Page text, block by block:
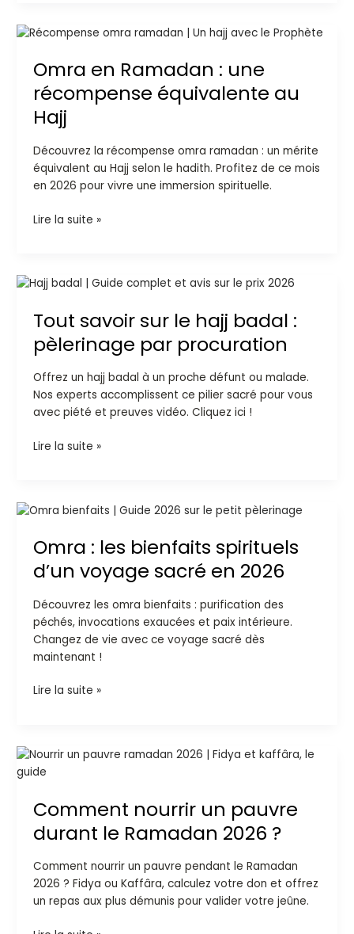
Omra en Ramadan : une
récompense équivalente au
Hajj
Découvrez la récompense omra ramadan : un mérite
équivalent au Hajj selon le hadith. Profitez de ce mois
en 2026 pour vivre une immersion spirituelle.
Omra
Ramadan
une
récompense
au
Hajj
Lire la suite »
Tout savoir sur le hajj badal :
pèlerinage par procuration
Offrez un hajj badal à un proche défunt ou malade.
Nos experts accomplissent ce pilier sacré pour vous
avec piété et preuves vidéo. Cliquez ici !
Tout
sur
hajj
badal
:
pèlerinage
procuration
Lire la suite »
Omra : les bienfaits spirituels
d’un voyage sacré en 2026
Découvrez les omra bienfaits : purification des
péchés, invocations exaucées et paix intérieure.
Changez de vie avec ce voyage sacré dès
maintenant !
Omra
les
bienfaits
spirituels
d’un
voyage
sacré
Lire la suite »
Comment nourrir un pauvre
durant le Ramadan 2026 ?
Comment nourrir un pauvre pendant le Ramadan
2026 ? Fidya ou Kaffâra, calculez votre don et offrez
un repas aux plus démunis pour valider votre jeûne.
Comment
nourrir
pauvre
durant
le
Ramadan
2026